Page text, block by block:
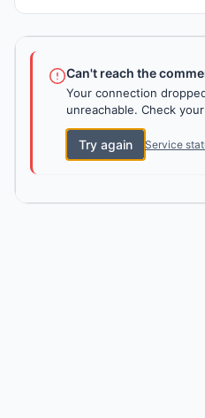
Can't reach the
Your connection
unreachable. Check
Try again Service